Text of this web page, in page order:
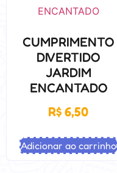
CUMPRIMENTO
DIVERTIDO
JARDIM
ENCANTADO
R$ 6,50
Adicionar ao carrinho